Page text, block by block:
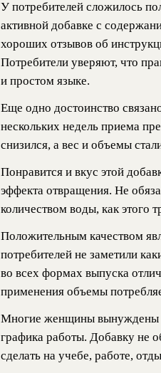
У потребителей сложилось
активной добавке с
хороших отзывов об
Потребители уверяют, что
и простом языке.
Еще одно достоинство
нескольких недель приема
снизился, а вес и объемы
Понравится и вкус этой
эффекта отвращения. Не
количеством воды, как этого
Положительным качеством
потребителей не заметили
во всех формах выпуска
применения объемы
Многие женщины вынуждены
графика работы. Добавку не
сделать на учебе, работе,